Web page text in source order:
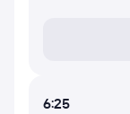
6:25